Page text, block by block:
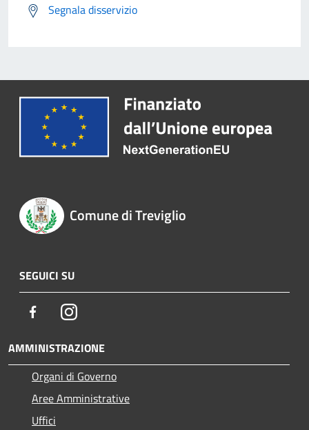
Segnala disservizio
Comune di Treviglio
SEGUICI SU
FacebookInstagram
AMMINISTRAZIONE
Organi di Governo
Aree Amministrative
Uffici